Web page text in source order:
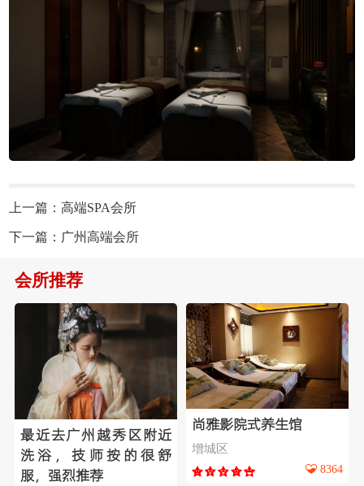
上一篇：高端SPA会所
下一篇： 广州高端会所
会所推荐
最近去广州越秀区附近
洗浴，技师按的很舒
服，强烈推荐
尚雅影院式养生馆
增城区
8364